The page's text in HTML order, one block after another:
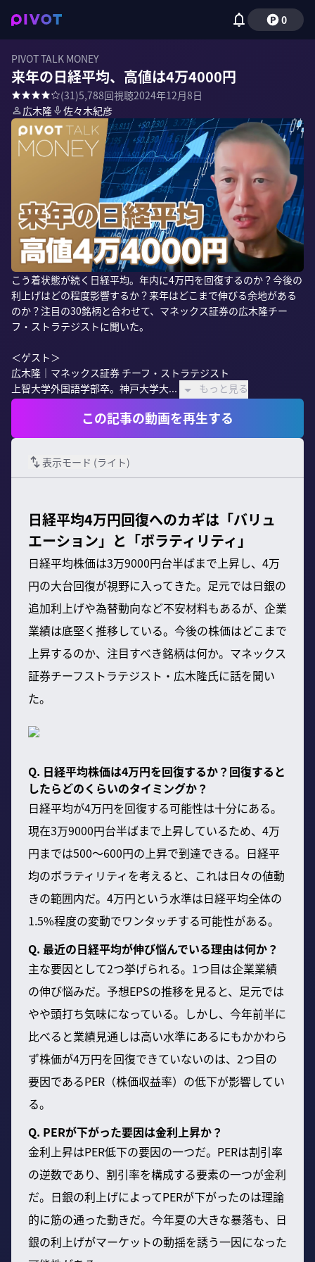
0
PIVOT TALK MONEY
来年の日経平均、高値は4万4000円
(31)5,788回視聴2024年12月8日
広木隆
佐々木紀彦
こう着状態が続く日経平均。年内に4万円を回復するのか？今後の
利上げはどの程度影響するか？来年はどこまで伸びる余地がある
のか？注目の30銘柄と合わせて、マネックス証券の広木隆チー
フ・ストラテジストに聞いた。
＜ゲスト＞
広木隆｜マネックス証券 チーフ・ストラテジスト
上智大学外国語学部卒。神戸大学大...
もっと見る
この記事の動画を再生する
表示モード (ライト)
日経平均4万円回復へのカギは「バリュ
エーション」と「ボラティリティ」
日経平均株価は3万9000円台半ばまで上昇し、4万
円の大台回復が視野に入ってきた。足元では日銀の
追加利上げや為替動向など不安材料もあるが、企業
業績は底堅く推移している。今後の株価はどこまで
上昇するのか、注目すべき銘柄は何か。マネックス
証券チーフストラテジスト・広木隆氏に話を聞い
た。
Q. 日経平均株価は4万円を回復するか？回復すると
したらどのくらいのタイミングか？
日経平均が4万円を回復する可能性は十分にある。
現在3万9000円台半ばまで上昇しているため、4万
円までは500〜600円の上昇で到達できる。日経平
均のボラティリティを考えると、これは日々の値動
きの範囲内だ。4万円という水準は日経平均全体の
1.5%程度の変動でワンタッチする可能性がある。
Q. 最近の日経平均が伸び悩んでいる理由は何か？
主な要因として2つ挙げられる。1つ目は企業業績
の伸び悩みだ。予想EPSの推移を見ると、足元では
やや頭打ち気味になっている。しかし、今年前半に
比べると業績見通しは高い水準にあるにもかかわら
ず株価が4万円を回復できていないのは、2つ目の
要因であるPER（株価収益率）の低下が影響してい
る。
Q. PERが下がった要因は金利上昇か？
金利上昇はPER低下の要因の一つだ。PERは割引率
の逆数であり、割引率を構成する要素の一つが金利
だ。日銀の利上げによってPERが下がったのは理論
的に筋の通った動きだ。今年夏の大きな暴落も、日
銀の利上げがマーケットの動揺を誘う一因になった